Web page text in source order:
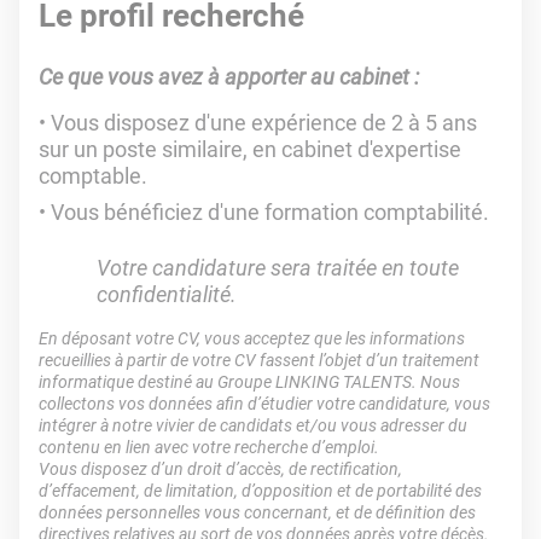
Le profil recherché
Ce que vous avez à apporter au cabinet :
Vous disposez d'une expérience de 2 à 5 ans
sur un poste similaire, en cabinet d'expertise
comptable.
Vous bénéficiez d'une formation comptabilité.
Votre candidature sera traitée en toute
confidentialité.
En déposant votre CV, vous acceptez que les informations
recueillies à partir de votre CV fassent l’objet d’un traitement
informatique destiné au Groupe LINKING TALENTS. Nous
collectons vos données afin d’étudier votre candidature, vous
intégrer à notre vivier de candidats et/ou vous adresser du
contenu en lien avec votre recherche d’emploi.
Vous disposez d’un droit d’accès, de rectification,
d’effacement, de limitation, d’opposition et de portabilité des
données personnelles vous concernant, et de définition des
directives relatives au sort de vos données après votre décès.